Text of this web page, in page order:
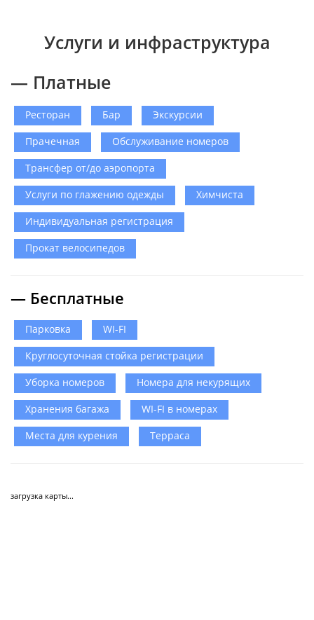
Услуги и инфраструктура
— Платные
Ресторан Бар
Экскурсии
Прачечная
Обслуживание номеров
Трансфер от/до аэропорта
Услуги по глажению одежды
Химчиста
Индивидуальная регистрация
Прокат велосипедов
— Бесплатные
Парковка
WI-FI
Круглосуточная стойка регистрации
Уборка номеров
Номера для некурящих
Хранения багажа
WI-FI в номерах
Места для курения
Терраса
загрузка карты...